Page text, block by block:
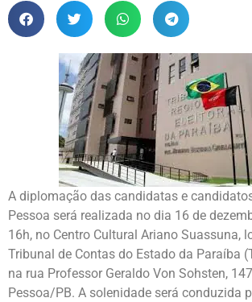
A diplomação das candidatas e
Pessoa será realizada no dia 16 de
16h, no Centro Cultural Ariano Suassuna,
Tribunal de Contas do Estado da Paraíba
na rua Professor Geraldo Von Sohsten,
Pessoa/PB. A solenidade será conduzida